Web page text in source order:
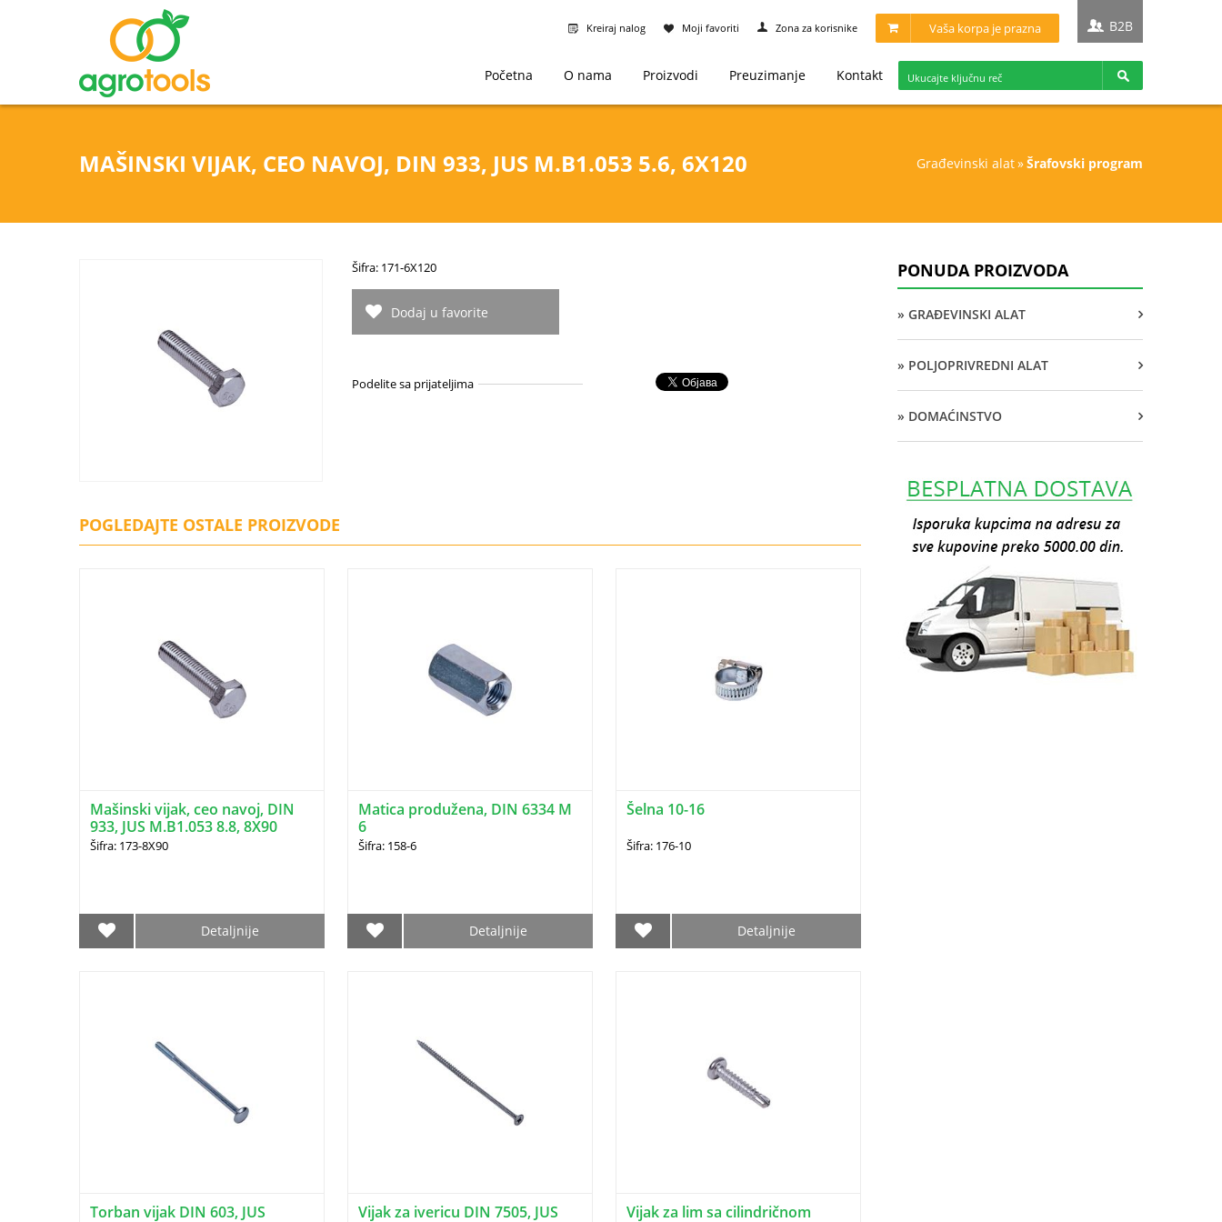
MAŠINSKI VIJAK, CEO NAVOJ, DIN 933, JUS M.B1.053 5.6, 6X120 građevinski alat» šrafovski program
Kreiraj nalog Moji favoriti Zona za korisnike Vaša korpa je prazna B2B
Početna O nama Proizvodi Preuzimanje Kontakt
Šifra: 171-6X120
Dodaj u favorite
Podelite sa prijateljima
POGLEDAJTE OSTALE PROIZVODE
Mašinski vijak, ceo navoj, DIN
933, JUS M.B1.053 8.8, 8X90
Šifra: 173-8X90
Detaljnije
Matica produžena, DIN 6334 M
6
Šifra: 158-6
Detaljnije
Šelna 10-16
Šifra: 176-10
Detaljnije
Torban vijak DIN 603, JUS
Vijak za ivericu DIN 7505, JUS
Vijak za lim sa cilindričnom
PONUDA PROIZVODA
» GRAĐEVINSKI ALAT
» POLJOPRIVREDNI ALAT
» DOMAĆINSTVO